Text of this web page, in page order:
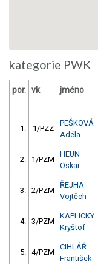
kategorie PWK
por. vk jméno
1. 1/PZZ
PEŠKOVÁ
Adéla
2. 1/PZM
HEUN
Oskar
3. 2/PZM
ŘEJHA
Vojtěch
4. 3/PZM
KAPLICKÝ
Kryštof
5. 4/PZM
CIHLÁŘ
František